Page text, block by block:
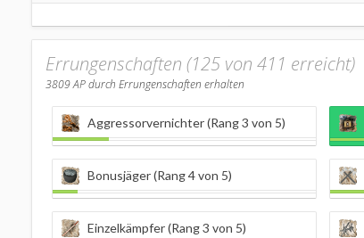
Errungenschaften (125 von 411 erreicht)
3809AP durch Errungenschaften erhalten
Aggressorvernichter (Rang 3 von 5)
Bonusjäger (Rang 4 von 5)
Einzelkämpfer (Rang 3 von 5)